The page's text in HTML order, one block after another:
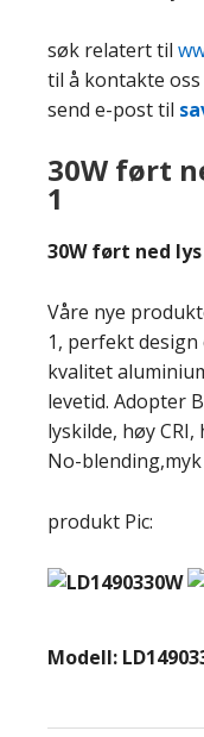
søk relatert til
til å kontakte
send e-post til
30W ført
1
30W ført ned lys
Våre nye
1, perfekt
kvalitet
levetid. Adopter
lyskilde, høy
No-
produkt Pic:
Modell: